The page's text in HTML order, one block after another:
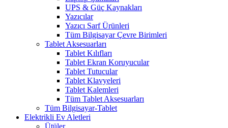
UPS & Güç Kaynakları
Yazıcılar
Yazıcı Sarf Ürünleri
Tüm Bilgisayar Çevre Birimleri
Tablet Aksesuarları
Tablet Kılıfları
Tablet Ekran Koruyucular
Tablet Tutucular
Tablet Klavyeleri
Tablet Kalemleri
Tüm Tablet Aksesuarları
Tüm Bilgisayar-Tablet
Elektrikli Ev Aletleri
Ütüler